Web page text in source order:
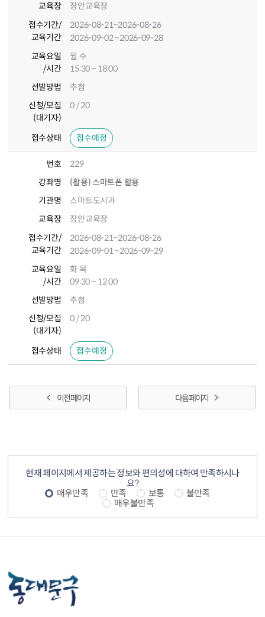
교육장
장안교육장
접수기간/
교육기간
2026-08-21~2026-08-26
2026-09-02~2026-09-28
교육요일
/시간
월 수
15:30 ~ 18:00
선발방법
추첨
신청/모집
(대기자)
0 / 20
접수상태 접수예정
번호
229
강좌명
(활용) 스마트폰 활용
기관명
스마트도시과
교육장
장안교육장
접수기간/
교육기간
2026-08-21~2026-08-26
2026-09-01~2026-09-29
교육요일
/시간
화 목
09:30 ~ 12:00
선발방법
추첨
신청/모집
(대기자)
0 / 20
접수상태 접수예정
이전 페이지 다음 페이지
현재 페이지에서 제공하는 정보와 편의성에 대하여 만족하시나
요?
매우만족
만족 보통
불만족
매우불만족